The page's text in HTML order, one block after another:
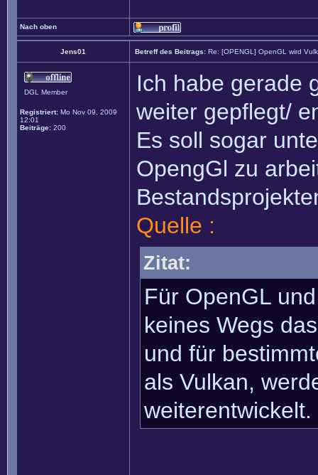
Nach oben
Jens01 Betreff des Beitrags: Re: [OPENGL] OpenGL wird
DGL Member
Registriert: Mo Nov 09, 2009
12:01
Beiträge: 200
Ich habe gerade
weiter gepflegt/
Es soll sogar
OpengGl zu
Quelle :
Zitat:
Für OpenGL
keines Wegs
und für
als Vulkan,
weiterentwickelt.